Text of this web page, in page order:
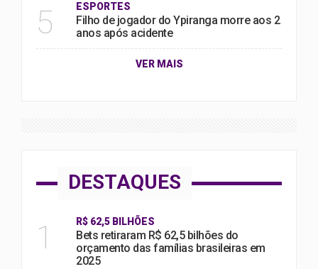
5 ESPORTES
Filho de jogador do Ypiranga morre aos 2
anos após acidente
VER MAIS
DESTAQUES
1 R$ 62,5 BILHÕES
Bets retiraram R$ 62,5 bilhões do
orçamento das famílias brasileiras em
2025